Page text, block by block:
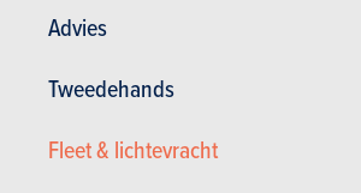
Advies
Tweedehands
Fleet & lichtevrachtIn hetzelfde budget